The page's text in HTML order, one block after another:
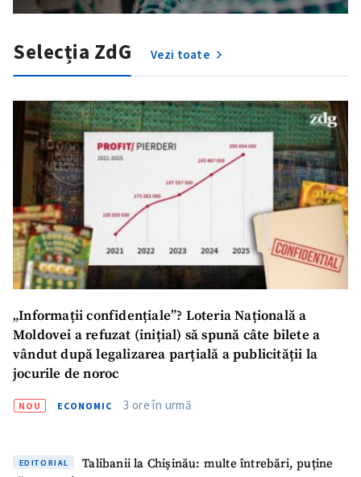
Selecția ZdG Vezi toate
„Informații confidențiale”? Loteria Națională a
Moldovei a refuzat (inițial) să spună câte bilete a
vândut după legalizarea parțială a publicității la
jocurile de noroc
NOU ECONOMIC 3 ore în urmă
EDITORIAL
Talibanii la Chișinău: multe întrebări, puține